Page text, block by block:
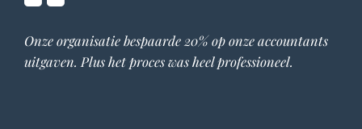
Onze organisatie bespaarde 20% op onzeaccountants
uitgaven. Plus het proces was heel professioneel.